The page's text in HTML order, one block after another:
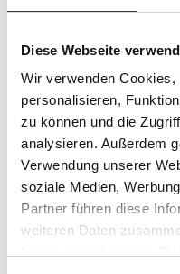
Diese Webseite
Wir verwenden
personalisieren,
zu können und die
analysieren. Außerdem
Verwendung unserer
soziale Medien,
Partner führen diese
weiteren Daten